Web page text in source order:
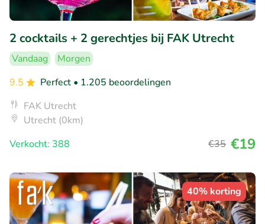
2 cocktails + 2 gerechtjes bij FAK Utrecht
Vandaag
Morgen
9.5
Perfect • 1.205 beoordelingen
FAK Utrecht
Utrecht (0km)
Verkocht: 388
€35 €19
40% korting